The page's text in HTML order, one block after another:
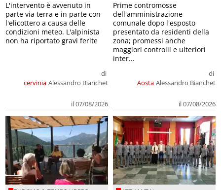
cervinia
di
Alessandro Bianchet
il 07/08/2026
L'intervento è avvenuto in
parte via terra e in parte con
l'elicottero a causa delle
condizioni meteo. L'alpinista
non ha riportato gravi ferite
Aosta
di
Alessandro Bianchet
il 07/08/2026
Prime contromosse
dell'amministrazione
comunale dopo l'esposto
presentato da residenti della
zona; promessi anche
maggiori controlli e ulteriori
inter...